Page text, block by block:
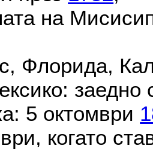
на
Флорида,
заедно
5 октомври
когато